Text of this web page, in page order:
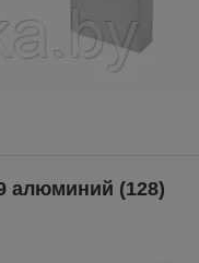
алюминий (128)